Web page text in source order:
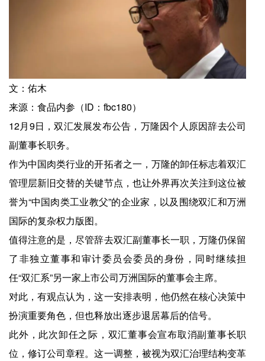
文：佑木
来源：食品内参（ID：fbc180）
12月9日，双汇发展发布公告，万隆因个人原因辞去公司
副董事长职务。
作为中国肉类行业的开拓者之一，万隆的卸任标志着双汇
管理层新旧交替的关键节点，也让外界再次关注到这位被
誉为“中国肉类工业教父”的企业家，以及围绕双汇和万洲
国际的复杂权力版图。
值得注意的是，尽管辞去双汇副董事长一职，万隆仍保留
了非独立董事和审计委员会委员的身份，同时继续担
任“双汇系”另一家上市公司万洲国际的董事会主席。
对此，有观点认为，这一安排表明，他仍然在核心决策中
扮演重要角色，但也释放出逐步退居幕后的信号。
此外，此次卸任之际，双汇董事会宣布取消副董事长职
位，修订公司章程。这一调整，被视为双汇治理结构变革